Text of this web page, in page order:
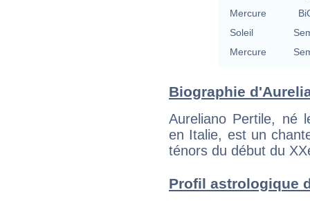
Mercure
Soleil
Mercure
Biographie
Aureliano Pertile, né
en Italie, est un
ténors du début du
Profil astrologique